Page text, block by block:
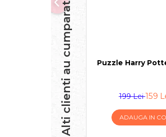
Alti clienti au cumparat Puzzle Harry
199 Lei159
ADAUGA IN